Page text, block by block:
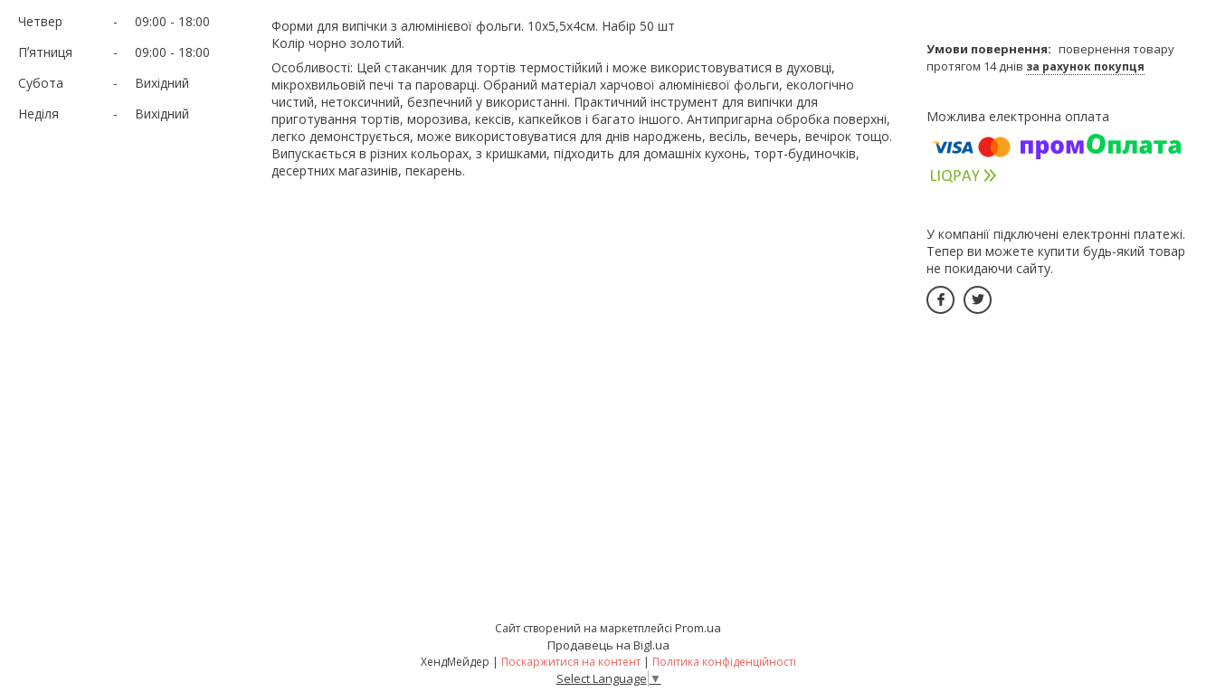
Четвер
09:00
18:00
Пʼятниця
09:00
18:00
Субота
Вихідний
Неділя
Вихідний
Форми для випічки з алюмінієвої фольги. 10х5,5х4см. Набір 50 шт
Колір чорно золотий.
Особливості: Цей стаканчик для тортів термостійкий і може використовуватися в духовці,
мікрохвильовій печі та пароварці. Обраний матеріал харчової алюмінієвої фольги, екологічно
чистий, нетоксичний, безпечний у використанні. Практичний інструмент для випічки для
приготування тортів, морозива, кексів, капкейков і багато іншого. Антипригарна обробка поверхні,
легко демонструється, може використовуватися для днів народжень, весіль, вечерь, вечірок тощо.
Випускається в різних кольорах, з кришками, підходить для домашніх кухонь, торт-будиночків,
десертних магазинів, пекарень.
повернення товару
протягом 14 днів за рахунок покупця
У компанії підключені електронні платежі.
Тепер ви можете купити будь-який товар
не покидаючи сайту.
Сайт створений на маркетплейсі Prom.ua
Продавець на Bigl.ua
ХендМейдер | Поскаржитися на контент | Політика конфіденційності
Select Language ▼